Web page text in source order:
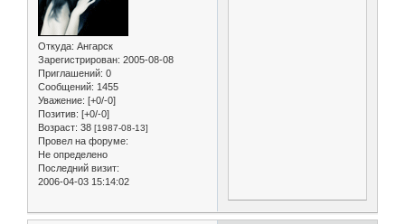
Откуда: Ангарск
Зарегистрирован: 2005-08-08
Приглашений: 0
Сообщений: 1455
Уважение: [+0/-0]
Позитив: [+0/-0]
Возраст: 38 [1987-08-13]
Провел на форуме:
Не определено
Последний визит:
2006-04-03 15:14:02